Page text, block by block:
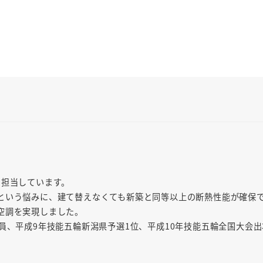
当しています。
う悩みに、建て替えなくても新築と同等以上の断熱性能が確
を実現しました。
、平成9年技能五輪新潟県予選1位、平成10年技能五輪全国大会